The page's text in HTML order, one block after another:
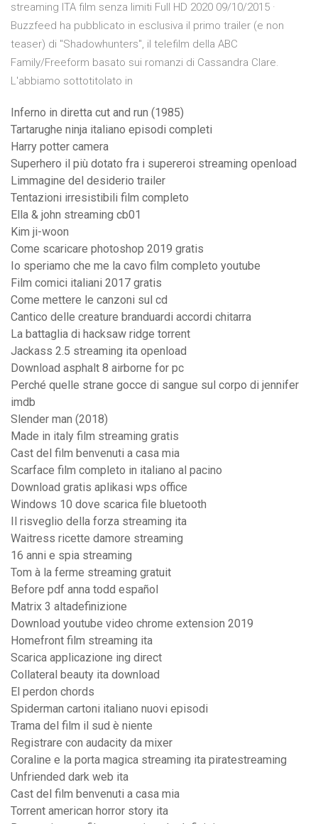
streaming ITA film senza limiti Full HD 2020 09/10/2015 ·
Buzzfeed ha pubblicato in esclusiva il primo trailer (e non
teaser) di "Shadowhunters", il telefilm della ABC
Family/Freeform basato sui romanzi di Cassandra Clare.
L'abbiamo sottotitolato in
Inferno in diretta cut and run (1985)
Tartarughe ninja italiano episodi completi
Harry potter camera
Superhero il più dotato fra i supereroi streaming openload
Limmagine del desiderio trailer
Tentazioni irresistibili film completo
Ella & john streaming cb01
Kim ji-woon
Come scaricare photoshop 2019 gratis
Io speriamo che me la cavo film completo youtube
Film comici italiani 2017 gratis
Come mettere le canzoni sul cd
Cantico delle creature branduardi accordi chitarra
La battaglia di hacksaw ridge torrent
Jackass 2.5 streaming ita openload
Download asphalt 8 airborne for pc
Perché quelle strane gocce di sangue sul corpo di jennifer
imdb
Slender man (2018)
Made in italy film streaming gratis
Cast del film benvenuti a casa mia
Scarface film completo in italiano al pacino
Download gratis aplikasi wps office
Windows 10 dove scarica file bluetooth
Il risveglio della forza streaming ita
Waitress ricette damore streaming
16 anni e spia streaming
Tom à la ferme streaming gratuit
Before pdf anna todd español
Matrix 3 altadefinizione
Download youtube video chrome extension 2019
Homefront film streaming ita
Scarica applicazione ing direct
Collateral beauty ita download
El perdon chords
Spiderman cartoni italiano nuovi episodi
Trama del film il sud è niente
Registrare con audacity da mixer
Coraline e la porta magica streaming ita piratestreaming
Unfriended dark web ita
Cast del film benvenuti a casa mia
Torrent american horror story ita